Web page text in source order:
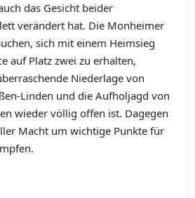
das Gesicht beider
verändert hat. Die Monheimer
sich mit einem Heimsieg
auf Platz zwei zu erhalten,
Niederlage von
Linden und die Aufholjagd von
wieder völlig offen ist. Dagegen
Macht um wichtige Punkte für